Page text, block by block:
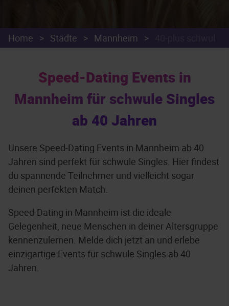
Home > Städte > Mannheim >
Speed-Dating Events in
Mannheim für schwule Singles
ab 40 Jahren
Unsere Speed-Dating Events in Mannheim ab 40
Jahren sind perfekt für schwule Singles. Hier findest
du spannende Teilnehmer und vielleicht sogar
deinen perfekten Match.
Speed-Dating in Mannheim ist die ideale
Gelegenheit, neue Menschen in deiner Altersgruppe
kennenzulernen. Melde dich jetzt an und erlebe
einzigartige Events für schwule Singles ab 40
Jahren.